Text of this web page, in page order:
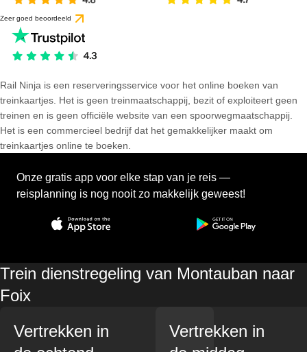
Zeer goed beoordeeld
Rail Ninja is een reserveringsservice voor het online boeken van
treinkaartjes. Het is geen treinmaatschappij, bezit of exploiteert geen
treinen en is geen officiële website van een spoorwegmaatschappij.
Het is een commercieel bedrijf dat het gemakkelijker maakt om
treinkaartjes online te boeken.
Onze gratis app voor elke stap van je reis —
reisplanning is nog nooit zo makkelijk geweest!
Trein dienstregeling van Montauban naar
Foix
Vertrekken in
Vertrekken in